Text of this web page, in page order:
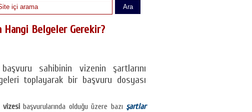
Ara
Hangi Belgeler Gerekir?
sahibinin vizenin şartlarını
toplayarak bir başvuru dosyası
vizesibaşvurularında olduğu üzere bazışartlar